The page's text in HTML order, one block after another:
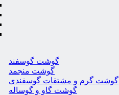
گوشت گوسفند
گوشت منجمد
گوشت گرم و مشتقات گوسفندی
گوشت گاو و گوساله